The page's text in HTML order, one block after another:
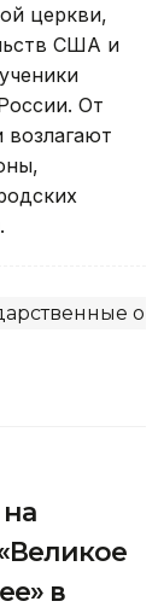
церкви,
США и
От
возлагают
в